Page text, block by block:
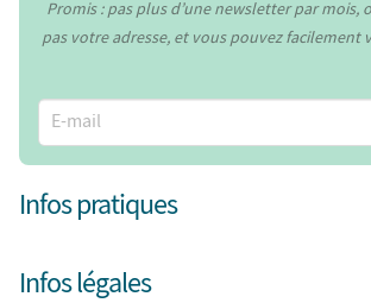
Promis : pas plus d’une newsletter par mois,
pas votre adresse, et vous pouvez facilement
Infos pratiques
Infos légales